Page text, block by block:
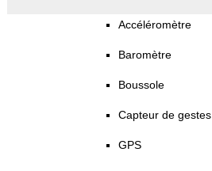
Accéléromètre
Baromètre
Boussole
Capteur de gestes
GPS